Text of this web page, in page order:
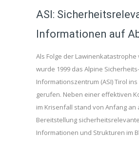
ASI:
Informationen auf
Als Folge der Lawinenkatastrophe
wurde 1999 das Alpine
Informationszentrum (ASI) Tirol ins
gerufen. Neben einer effektiven
im Krisenfall stand von Anfang an
Bereitstellung
Informationen und Strukturen im